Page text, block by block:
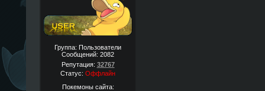
Группа: Пользователи
Сообщений: 2082
Репутация: 32767
Статус: Оффлайн
Покемоны сайта: